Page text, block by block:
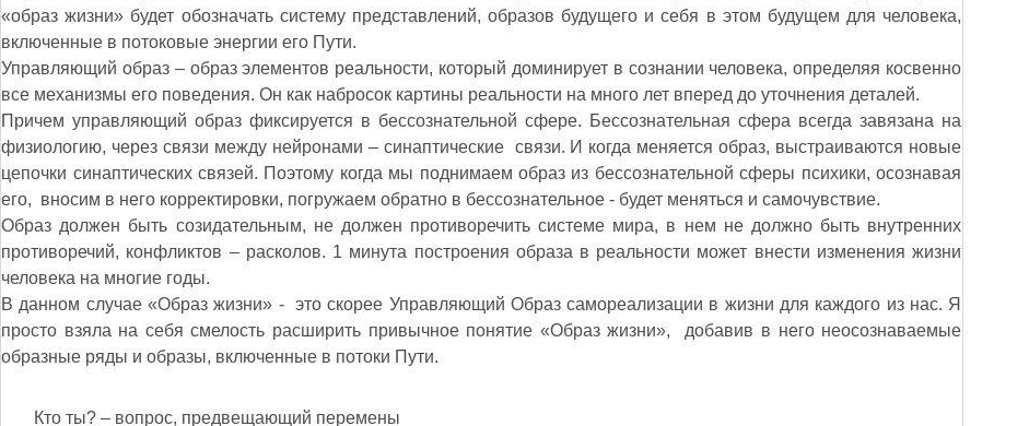
«образ жизни» будет обозначать систему представлений, образов будущего и себя в этом будущем для человека,
включенные в потоковые энергии его Пути.
Управляющий образ – образ элементов реальности, который доминирует в сознании человека, определяя косвенно
все механизмы его поведения. Он как набросок картины реальности на много лет вперед до уточнения деталей.
Причем управляющий образ фиксируется в бессознательной сфере. Бессознательная сфера всегда завязана на
физиологию, через связи между нейронами – синаптические связи. И когда меняется образ, выстраиваются новые
цепочки синаптических связей. Поэтому когда мы поднимаем образ из бессознательной сферы психики, осознавая
его, вносим в него корректировки, погружаем обратно в бессознательное - будет меняться и самочувствие.
Образ должен быть созидательным, не должен противоречить системе мира, в нем не должно быть внутренних
противоречий, конфликтов – расколов. 1 минута построения образа в реальности может внести изменения жизни
человека на многие годы.
В данном случае «Образ жизни» - это скорее Управляющий Образ самореализации в жизни для каждого из нас. Я
просто взяла на себя смелость расширить привычное понятие «Образ жизни», добавив в него неосознаваемые
образные ряды и образы, включенные в потоки Пути.
Кто ты? – вопрос, предвещающий перемены